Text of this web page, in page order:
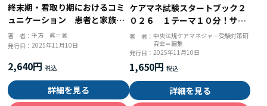
終末期・看取り期におけるコミ
ュニケーション 患者と家族に
寄り添う「声かけ」と「対応」
著 者：平方 眞＝著
発行日：2025年11月10日
2,640円
詳細を見る
ケアマネ試験スタートブック２
０２６ １テーマ１０分！サク
ッとわかる
著 者： 中央法規ケアマネジャー受験対策研
究会＝編集
発行日： 2025年11月10日
1,650円
詳細を見る